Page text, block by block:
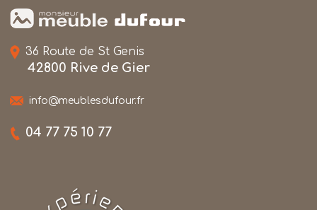
36 Route de St Genis
42800 Rive de Gier
info@meublesdufour.fr
04 77 75 10 77